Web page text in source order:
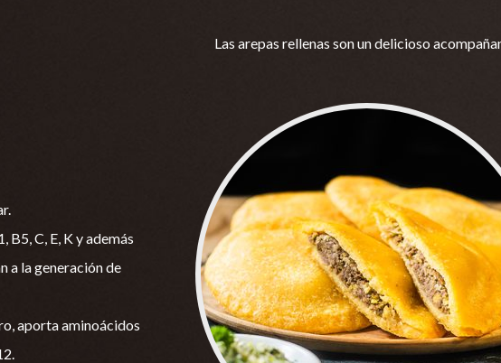
Las arepas rellenas son un delicioso
B5, C, E, K y además
a la generación de
aporta aminoácidos